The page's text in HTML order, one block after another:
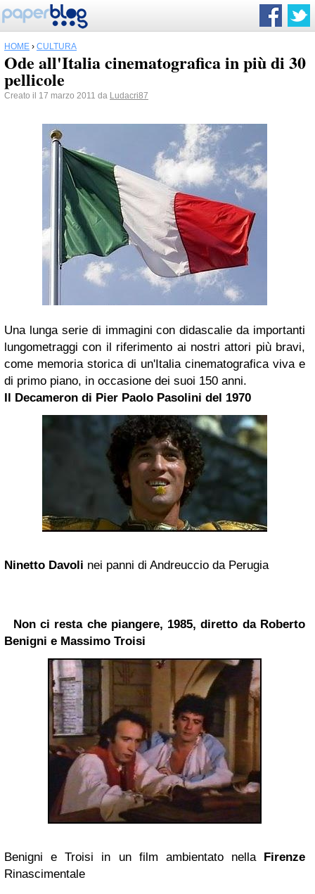
HOME › CULTURA
Ode all'Italia cinematografica in più di 30
pellicole
Creato il 17 marzo 2011 da Ludacri87
Una lunga serie di immagini con didascalie da importanti
lungometraggi con il riferimento ai nostri attori più bravi,
come memoria storica di un'Italia cinematografica viva e
di primo piano, in occasione dei suoi 150 anni.
Il Decameron di Pier Paolo Pasolini del 1970
Ninetto Davoli nei panni di Andreuccio da Perugia
Non ci resta che piangere, 1985, diretto da Roberto
Benigni e Massimo Troisi
Benigni e Troisi in un film ambientato nella Firenze
Rinascimentale